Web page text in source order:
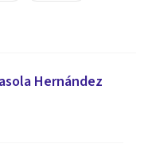
Hernández